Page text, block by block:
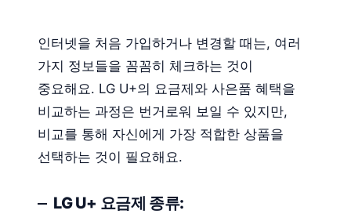
인터넷을 처음 가입하거나 변경할 때는, 여러
가지 정보들을 꼼꼼히 체크하는 것이
중요해요. LG U+의 요금제와 사은품 혜택을
비교하는 과정은 번거로워 보일 수 있지만,
비교를 통해 자신에게 가장 적합한 상품을
선택하는 것이 필요해요.
LG U+ 요금제 종류: